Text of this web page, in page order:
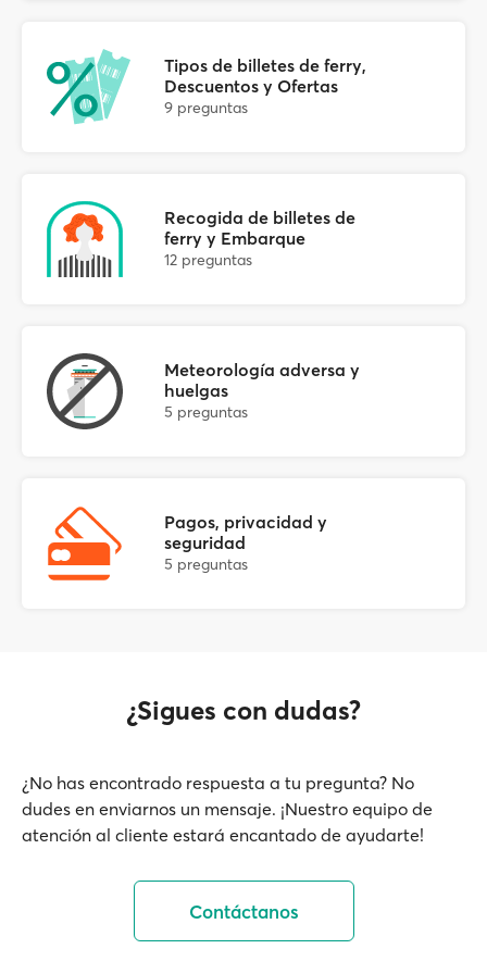
embarque, que normalmente incluirá tus
tarjetas de embarque como archivos adjuntos.
Si en tu método de embarque no se especifica
Tipos de billetes de ferry,
Descuentos y Ofertas
9 preguntas
Recogida de billetes de
ferry y Embarque
12 preguntas
Meteorología adversa y
huelgas
5 preguntas
Pagos, privacidad y
seguridad
5 preguntas
¿Sigues con dudas?
¿No has encontrado respuesta a tu pregunta? No
dudes en enviarnos un mensaje. ¡Nuestro equipo de
atención al cliente estará encantado de ayudarte!
Contáctanos